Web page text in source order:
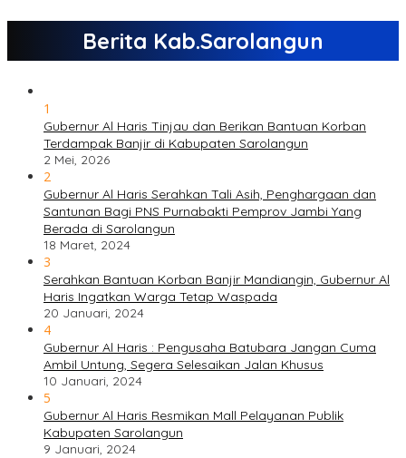
Berita Kab.Sarolangun
1
Gubernur Al Haris Tinjau dan Berikan Bantuan Korban
Terdampak Banjir di Kabupaten Sarolangun
2 Mei, 2026
2
Gubernur Al Haris Serahkan Tali Asih, Penghargaan dan
Santunan Bagi PNS Purnabakti Pemprov Jambi Yang
Berada di Sarolangun
18 Maret, 2024
3
Serahkan Bantuan Korban Banjir Mandiangin, Gubernur Al
Haris Ingatkan Warga Tetap Waspada
20 Januari, 2024
4
Gubernur Al Haris : Pengusaha Batubara Jangan Cuma
Ambil Untung, Segera Selesaikan Jalan Khusus
10 Januari, 2024
5
Gubernur Al Haris Resmikan Mall Pelayanan Publik
Kabupaten Sarolangun
9 Januari, 2024